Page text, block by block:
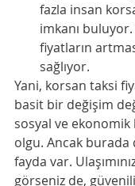
fazla insan
imkanı
fiyatların
sağlıyor.
Yani, korsan taksi
basit bir değişim
sosyal ve
olgu. Ancak
fayda var.
görseniz de,